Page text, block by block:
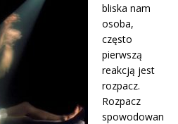
bliska nam
osoba,
często
pierwszą
reakcją jest
rozpacz.
Rozpacz
spowodowan